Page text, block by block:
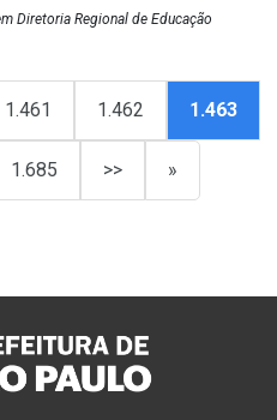
Diretoria Regional de Educação
1.461 1.462 1.463
1.685 >> »